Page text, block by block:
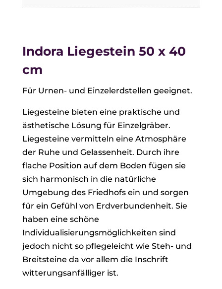
Indora Liegestein 50 x 40
cm
Für Urnen- und Einzelerdstellen geeignet.
Liegesteine bieten eine praktische und
ästhetische Lösung für Einzelgräber.
Liegesteine vermitteln eine Atmosphäre
der Ruhe und Gelassenheit. Durch ihre
flache Position auf dem Boden fügen sie
sich harmonisch in die natürliche
Umgebung des Friedhofs ein und sorgen
für ein Gefühl von Erdverbundenheit. Sie
haben eine schöne
Individualisierungsmöglichkeiten sind
jedoch nicht so pflegeleicht wie Steh- und
Breitsteine da vor allem die Inschrift
witterungsanfälliger ist.